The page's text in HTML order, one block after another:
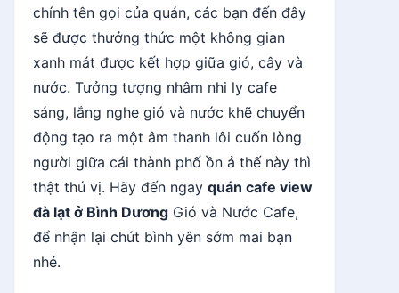
chính tên gọi của quán, các bạn đến đây
sẽ được thưởng thức một không gian
xanh mát được kết hợp giữa gió, cây và
nước. Tưởng tượng nhâm nhi ly cafe
sáng, lắng nghe gió và nước khẽ chuyển
động tạo ra một âm thanh lôi cuốn lòng
người giữa cái thành phố ồn ả thế này thì
thật thú vị. Hãy đến ngay quán cafe view
đà lạt ở Bình Dương Gió và Nước Cafe,
để nhận lại chút bình yên sớm mai bạn
nhé.